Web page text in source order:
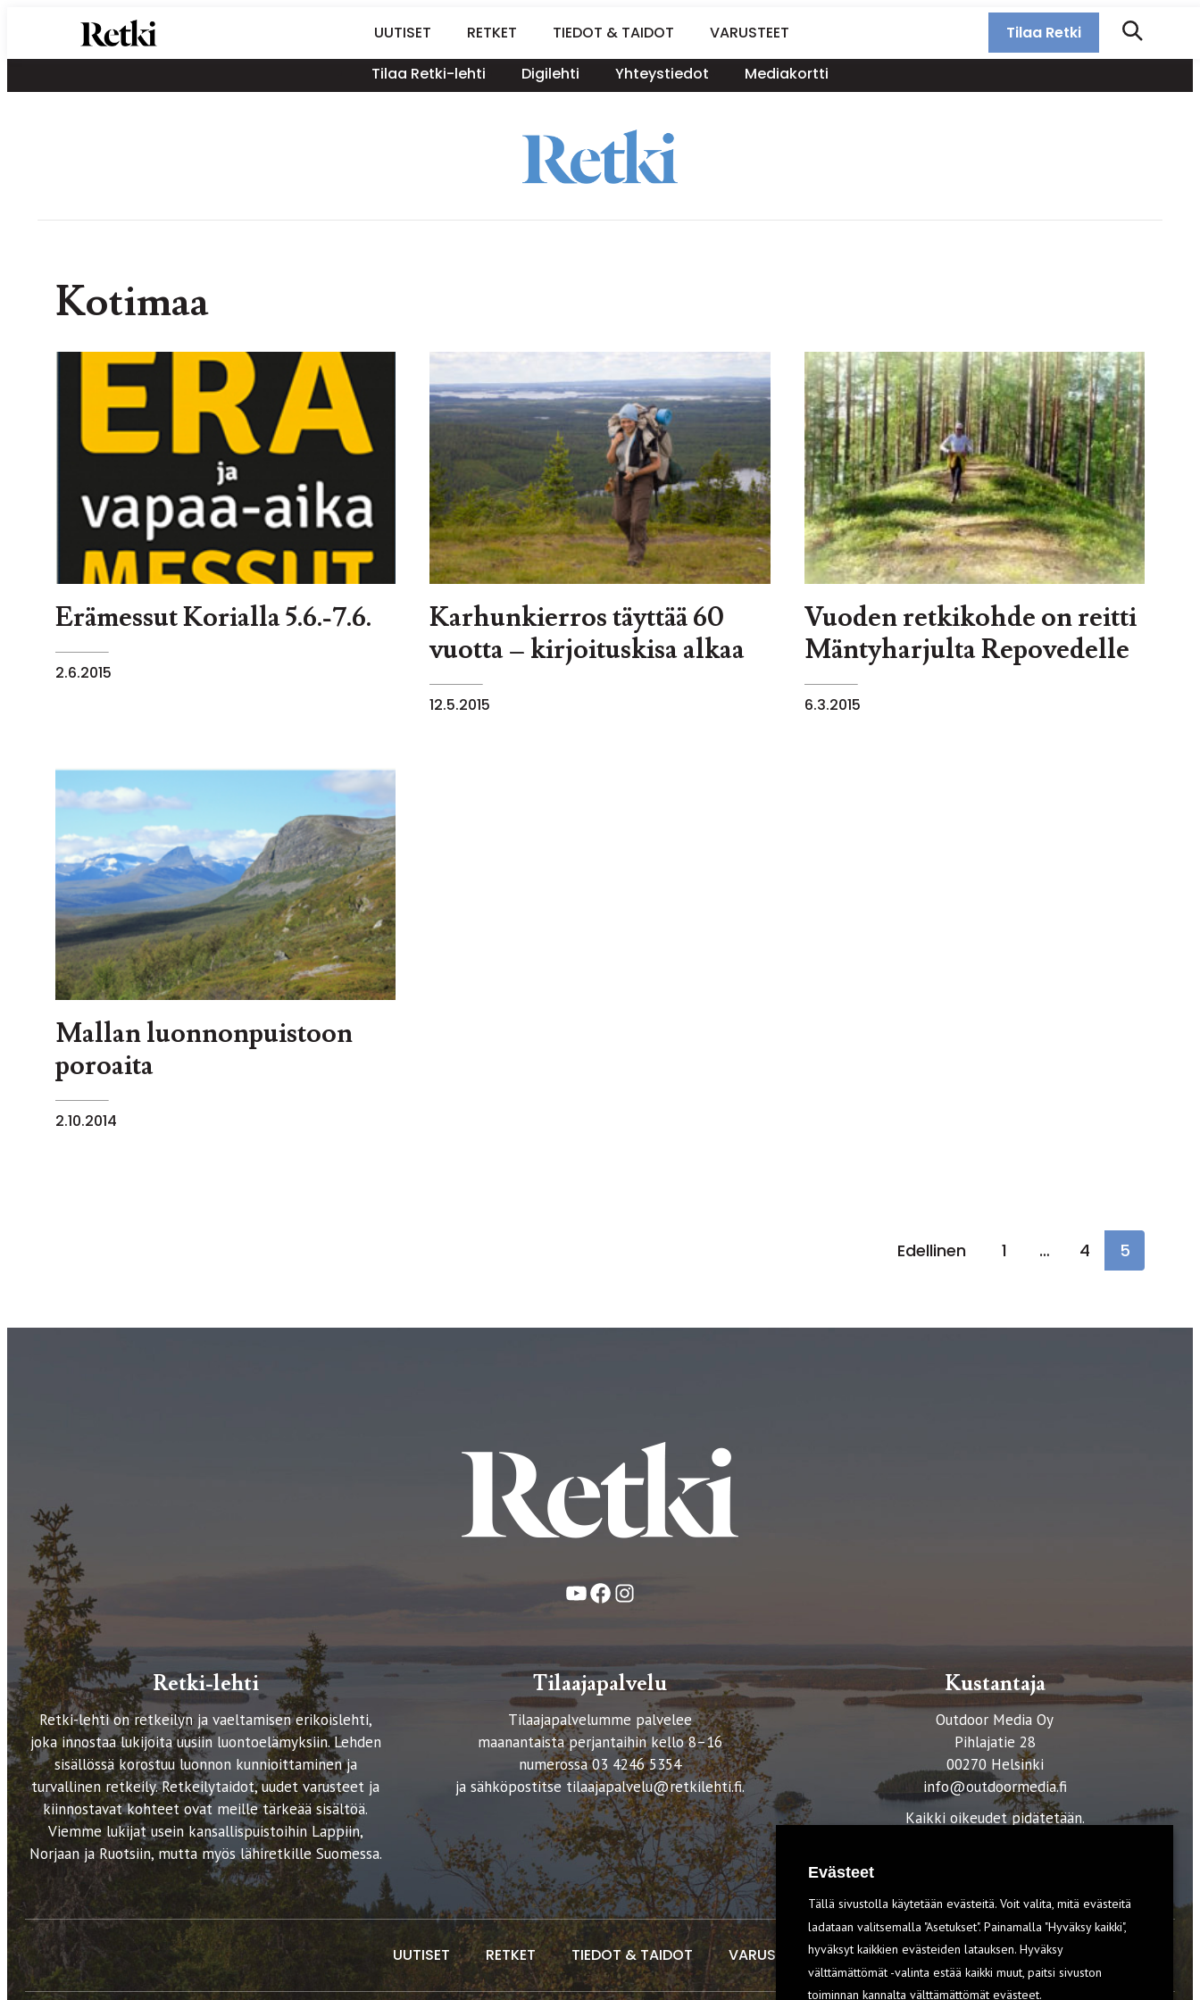
sisältöön
Retki-lehti
Retkeily,
vaellus,
UUTISET RETKET TIEDOT & TAIDOT VARUSTEET
Tilaa Retki
Tilaa Retki-lehti
Digilehti Yhteystiedot Mediakortti
Kotimaa
Erämessut Korialla 5.6.-7.6.
2.6.2015
Karhunkierros täyttää 60
vuotta – kirjoituskisa alkaa
12.5.2015
Vuoden retkikohde on reitti
Mäntyharjulta Repovedelle
6.3.2015
Mallan luonnonpuistoon
poroaita
2.10.2014
Edellinen 1 … 4 5
YouTube
FacebookInstagram
Retki-lehti
Retki-lehti on retkeilyn ja vaeltamisen erikoislehti,
joka innostaa lukijoita uusiin luontoelämyksiin. Lehden
sisällössä korostuu luonnon kunnioittaminen ja
turvallinen retkeily. Retkeilytaidot, uudet varusteet ja
kiinnostavat kohteet ovat meille tärkeää sisältöä.
Viemme lukijat usein kansallispuistoihin Lappiin,
Norjaan ja Ruotsiin, mutta myös lähiretkille Suomessa.
Tilaajapalvelu
Tilaajapalvelumme palvelee
maanantaista perjantaihin kello 8–16
numerossa 03 4246 5354
ja sähköpostitse tilaajapalvelu@retkilehti.fi.
Kustantaja
Outdoor Media Oy
Pihlajatie 28
00270 Helsinki
info@outdoormedia.fi
Kaikki oikeudet pidätetään.
UUTISET RETKET TIEDOT & TAIDOT VARUSTEET
Evästeet
Tällä sivustolla käytetään evästeitä. Voit valita, mitä evästeitä
ladataan valitsemalla "Asetukset". Painamalla "Hyväksy kaikki",
hyväksyt kaikkien evästeiden latauksen. Hyväksy
välttämättömät -valinta estää kaikki muut, paitsi sivuston
toiminnan kannalta välttämättömät evästeet.